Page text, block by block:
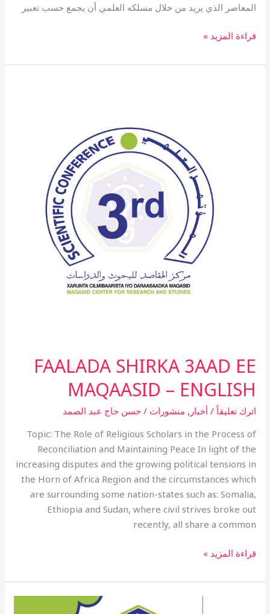
المعاصر الذي يريد من خلال مسلكه العلمي أن يجمع حسب تعبير
قراءة المزيد »
FAALADA SHIRKA 3AAD EE
MAQAASID – ENGLISH
اترك تعليقاً /أخبار , منشورات /حسن حاج عبد الصمد
Topic: The Role of Religious Scholars in the Process of
Reconciliation and Maintaining Peace In light of the
increasing disputes and the growing political tensions in
the Horn of Africa Region and the circumstances which
are surrounding some nation-states such as: Somalia,
Ethiopia and Sudan, where civil strives broke out
recently, all share a common
قراءة المزيد »